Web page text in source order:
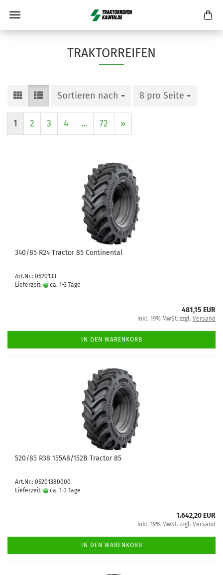
TRAKTORREIFEN
Sortieren nach 8 pro Seite
1 2 3 4 ... 72 »
340/85 R24 Tractor 85 Continental
Art.Nr.: 0620133
Lieferzeit:
ca. 1-3 Tage
481,15 EUR
inkl. 19% MwSt. zzgl. Versand
IN DEN WARENKORB
520/85 R38 155A8/152B Tractor 85
Art.Nr.: 06201380000
Lieferzeit:
ca. 1-3 Tage
1.642,20 EUR
inkl. 19% MwSt. zzgl. Versand
IN DEN WARENKORB